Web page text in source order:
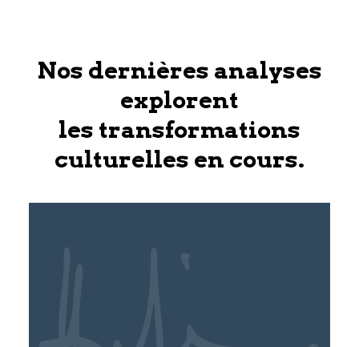
Nos dernières analyses
explorent
les transformations
culturelles en cours.